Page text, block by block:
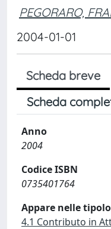
PEGORARO,
2004-01-01
Scheda breve
Scheda
Anno
2004
Codice ISBN
0735401764
Appare nelle
4.1 Contributo in